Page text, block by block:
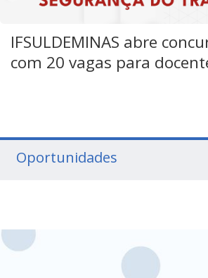
IFSULDEMINAS abre
com 20 vagas para
Oportunidades